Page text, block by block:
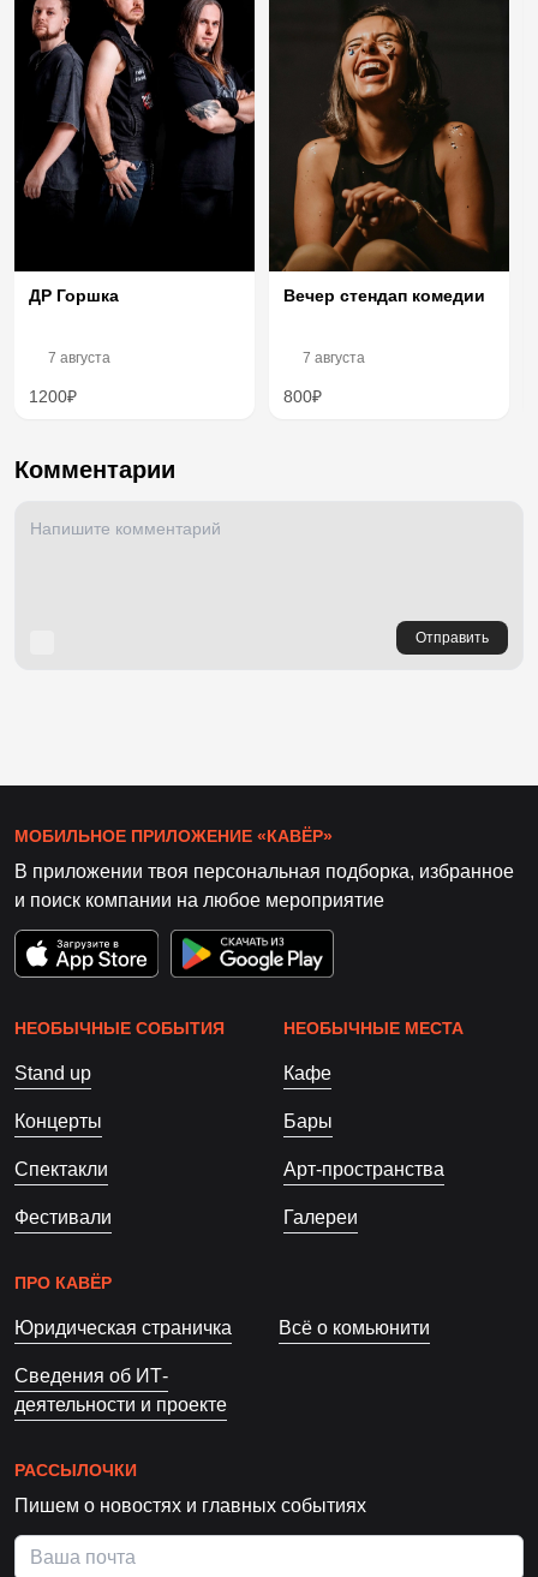
ДР Горшка
7 августа
1200₽
Вечер стендап комедии
7 августа
800₽
Комментарии
Отправить
МОБИЛЬНОЕ ПРИЛОЖЕНИЕ «КАВЁР»
В приложении твоя персональная подборка, избранное
и поиск компании на любое мероприятие
НЕОБЫЧНЫЕ СОБЫТИЯ
Stand up
Концерты
Спектакли
Фестивали
НЕОБЫЧНЫЕ МЕСТА
Кафе
Бары
Арт-пространства
Галереи
ПРО КАВЁР
Юридическая страничка Всё о комьюнити
Сведения об ИТ-
деятельности и проекте
РАССЫЛОЧКИ
Пишем о новостях и главных событиях